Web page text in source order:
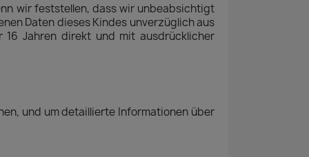
wir feststellen, dass wir unbeabsichtigt
Daten dieses Kindes unverzüglich aus
16 Jahren direkt und mit ausdrücklicher
und um detaillierte Informationen über